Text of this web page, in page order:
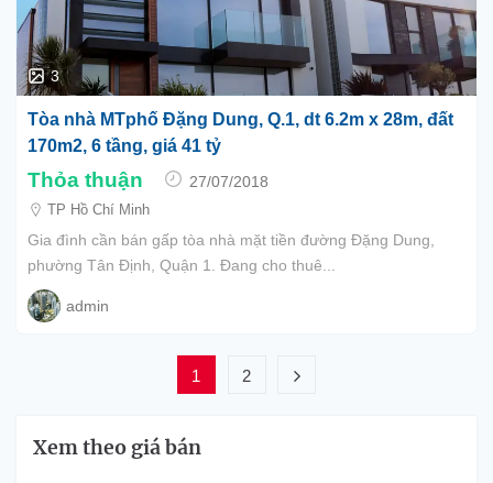
3
Tòa nhà MTphố Đặng Dung, Q.1, dt 6.2m x 28m, đất
170m2, 6 tầng, giá 41 tỷ
Thỏa thuận
27/07/2018
TP Hồ Chí Minh
Gia đình cần bán gấp tòa nhà mặt tiền đường Đặng Dung,
phường Tân Định, Quận 1. Đang cho thuê...
admin
1 2
Xem theo giá bán